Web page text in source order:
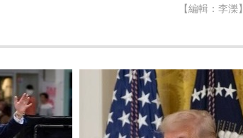
【編輯：李濼】